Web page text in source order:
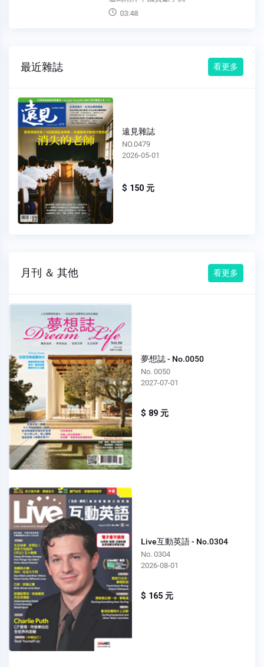
最近雜誌 看更多
遠見雜誌
NO.0479
2026-05-01
$ 150 元
月刊 ＆ 其他 看更多
夢想誌 - No.0050
No. 0050
2027-07-01
$ 89 元
Live互動英語 - No.0304
No. 0304
2026-08-01
$ 165 元